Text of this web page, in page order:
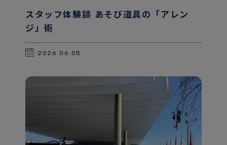
スタッフ体験談 あそび道具の「アレン
ジ」術
2026.06.05